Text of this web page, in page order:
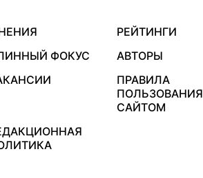
РЕЙТИНГИ
ФОКУС
АВТОРЫ
ПРАВИЛА
ПОЛЬЗОВАНИЯ
САЙТОМ